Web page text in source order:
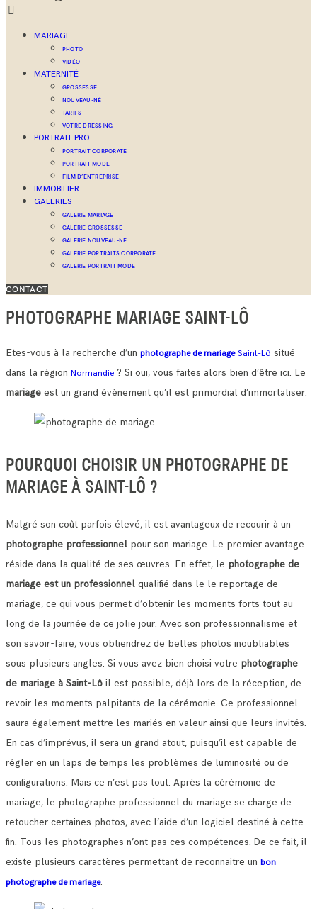
MARIAGE
PHOTO
VIDÉO
MATERNITÉ
GROSSESSE
NOUVEAU-NÉ
TARIFS
VOTRE DRESSING
PORTRAIT PRO
PORTRAIT CORPORATE
PORTRAIT MODE
FILM D’ENTREPRISE
IMMOBILIER
GALERIES
GALERIE MARIAGE
GALERIE GROSSESSE
GALERIE NOUVEAU-NÉ
GALERIE PORTRAITS CORPORATE
GALERIE PORTRAIT MODE
CONTACT
PHOTOGRAPHE MARIAGE SAINT-LÔ
Etes-vous à la recherche d’un photographe de mariage Saint-Lô situé
dans la région Normandie ? Si oui, vous faites alors bien d’être ici. Le
mariage est un grand évènement qu’il est primordial d’immortaliser.
POURQUOI CHOISIR UN PHOTOGRAPHE DE
MARIAGE À SAINT-LÔ ?
Malgré son coût parfois élevé, il est avantageux de recourir à un
photographe professionnel pour son mariage. Le premier avantage
réside dans la qualité de ses œuvres. En effet, le photographe de
mariage est un professionnel qualifié dans le le reportage de
mariage, ce qui vous permet d’obtenir les moments forts tout au
long de la journée de ce jolie jour. Avec son professionnalisme et
son savoir-faire, vous obtiendrez de belles photos inoubliables
sous plusieurs angles. Si vous avez bien choisi votre photographe
de mariage à Saint-Lô il est possible, déjà lors de la réception, de
revoir les moments palpitants de la cérémonie. Ce professionnel
saura également mettre les mariés en valeur ainsi que leurs invités.
En cas d’imprévus, il sera un grand atout, puisqu’il est capable de
régler en un laps de temps les problèmes de luminosité ou de
configurations. Mais ce n’est pas tout. Après la cérémonie de
mariage, le photographe professionnel du mariage se charge de
retoucher certaines photos, avec l’aide d’un logiciel destiné à cette
fin. Tous les photographes n’ont pas ces compétences. De ce fait, il
existe plusieurs caractères permettant de reconnaitre un bon
photographe de mariage.